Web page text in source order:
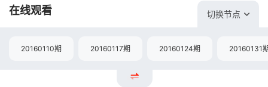
在线观看 切换节点
20160110期 20160117期 20160124期 20160131